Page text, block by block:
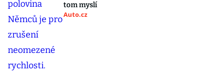
tom myslí
Auto.cz